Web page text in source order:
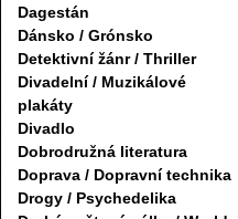
Dagestán
Dánsko / Grónsko
Detektivní žánr / Thriller
Divadelní / Muzikálové
plakáty
Divadlo
Dobrodružná literatura
Doprava / Dopravní technika
Drogy / Psychedelika